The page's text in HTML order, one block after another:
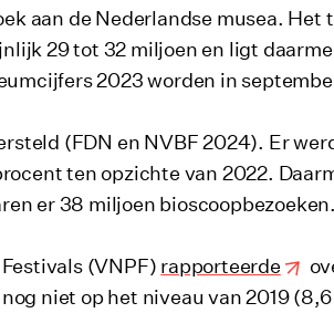
aan de Nederlandse musea.
29 tot 32 miljoen en ligt
2023 worden in
(FDN en NVBF 2024). Er
ten opzichte van 2022.
er 38 miljoen bioscoopbezoeken.
(VNPF) rapporteerde
niet op het niveau van 2019